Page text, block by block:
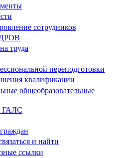
сотрудников
труда
переподготовки
квалификации
общеобразовательные
ГАЛС
и найти
ссылки